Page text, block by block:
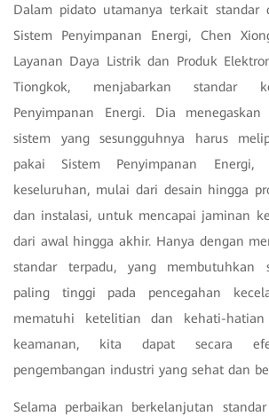
Dalam pidato utamanya terkait standar
Sistem Penyimpanan Energi, Chen
Layanan Daya Listrik dan Produk
Tiongkok, menjabarkan standar
Penyimpanan Energi. Dia
sistem yang sesungguhnya harus
pakai Sistem Penyimpanan Energi,
keseluruhan, mulai dari desain hingga
dan instalasi, untuk mencapai jaminan
dari awal hingga akhir. Hanya dengan
standar terpadu, yang membutuhkan
paling tinggi pada pencegahan
mematuhi ketelitian dan kehati-hatian
keamanan, kita dapat secara
pengembangan industri yang sehat dan
Selama perbaikan berkelanjutan